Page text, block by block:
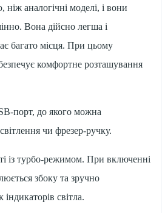
аналогічні моделі, і вони
Вона дійсно легша і
багато місця. При цьому
комфортне розташування
порт, до якого можна
чи фрезер-ручку.
із турбо-режимом. При включенні
збоку та зручно
індикаторів світла.